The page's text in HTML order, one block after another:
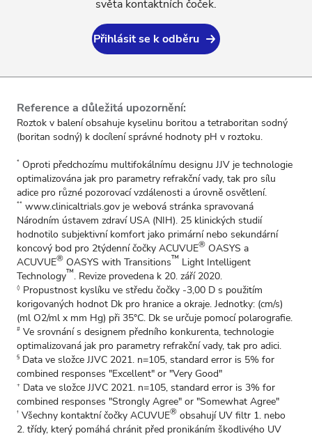
světa kontaktních čoček.
Přihlásit se k odběru
Reference a důležitá upozornění:
Roztok v balení obsahuje kyselinu boritou a tetraboritan sodný
(boritan sodný) k docílení správné hodnoty pH v roztoku.
* Oproti předchozímu multifokálnímu designu JJV je technologie
optimalizována jak pro parametry refrakční vady, tak pro sílu
adice pro různé pozorovací vzdálenosti a úrovně osvětlení.
** www.clinicaltrials.gov je webová stránka spravovaná
Národním ústavem zdraví USA (NIH). 25 klinických studií
hodnotilo subjektivní komfort jako primární nebo sekundární
koncový bod pro 2týdenní čočky ACUVUE® OASYS a
ACUVUE® OASYS with Transitions™ Light Intelligent
Technology™. Revize provedena k 20. září 2020.
◊ Propustnost kyslíku ve středu čočky -3,00 D s použitím
korigovaných hodnot Dk pro hranice a okraje. Jednotky: (cm/s)
(ml O2/ml x mm Hg) při 35°C. Dk se určuje pomocí polarografie.
# Ve srovnání s designem předního konkurenta, technologie
optimalizovaná jak pro parametry refrakční vady, tak pro adici.
§ Data ve složce JJVC 2021. n=105, standard error is 5% for
combined responses "Excellent" or "Very Good"
+ Data ve složce JJVC 2021. n=105, standard error is 3% for
combined responses "Strongly Agree" or "Somewhat Agree"
† Všechny kontaktní čočky ACUVUE® obsahují UV filtr 1. nebo
2. třídy, který pomáhá chránit před pronikáním škodlivého UV